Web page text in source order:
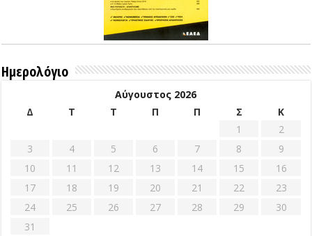
Ημερολόγιο
Αύγουστος 2026
Δ
Τ Τ Π Π Σ
Κ
1
2
3
4 5 6 7 8
9
10
11 12 13 14 15
16
17
18 19 20 21 22
23
24
25 26 27 28 29
30
31